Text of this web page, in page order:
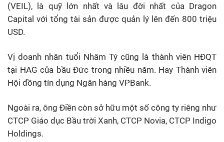
(VEIL), là quỹ lớn nhất và lâu đời nhất của Dragon
Capital với tổng tài sản được quản lý lên đến 800 triệu
USD.
Vị doanh nhân tuổi Nhâm Tý cũng là thành viên HĐQT
tại HAG của bầu Đức trong nhiều năm. Hay Thành viên
Hội đồng tín dụng Ngân hàng VPBank.
Ngoài ra, ông Điền còn sở hữu một số công ty riêng như
CTCP Giáo dục Bầu trời Xanh, CTCP Novia, CTCP Indigo
Holdings.